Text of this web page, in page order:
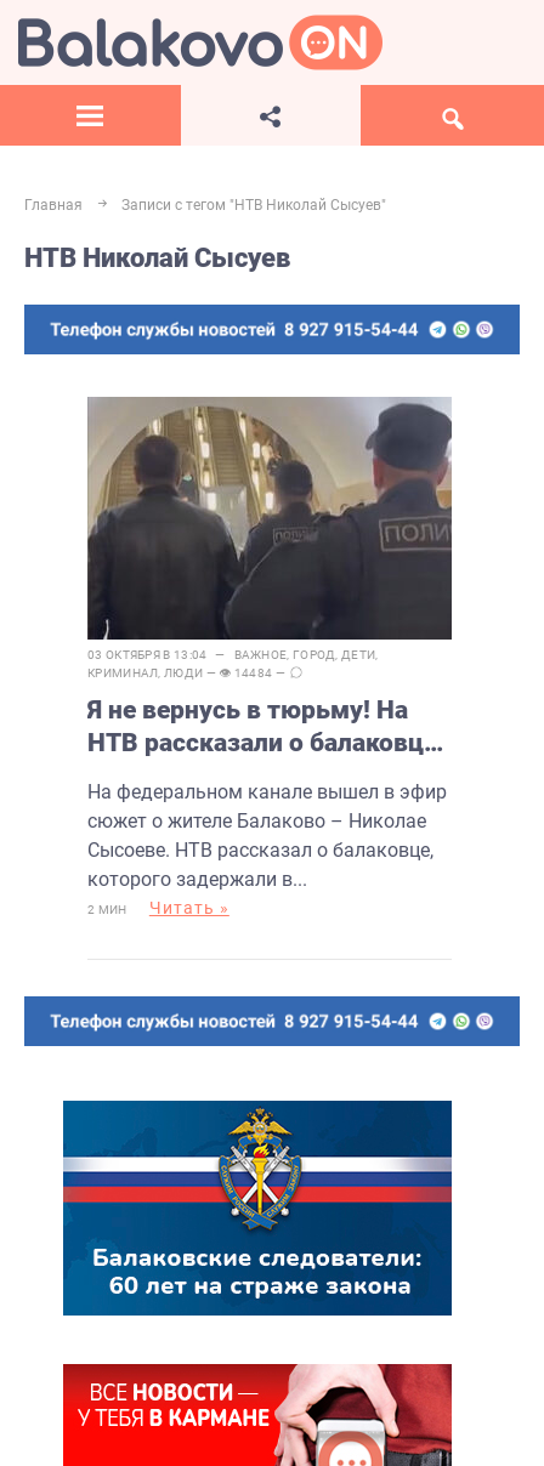
Главная Записи с тегом "НТВ Николай Сысуев"
НТВ Николай Сысуев
03 ОКТЯБРЯ В 13:04 — ВАЖНОЕ ГОРОД ДЕТИ
КРИМИНАЛ
ЛЮДИ — 👁 14484 —
Я не вернусь в тюрьму! На
НТВ рассказали о балаковце,
педофилию
На федеральном канале вышел в эфир
сюжет о жителе Балаково – Николае
Сысоеве. НТВ рассказал о балаковце,
которого задержали в...
2 МИН Читать »